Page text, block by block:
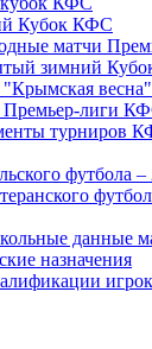
Кубок КФС
матчи
зимний
весна"
Премьер-лиги
турниров
футбола –
данные
назначения